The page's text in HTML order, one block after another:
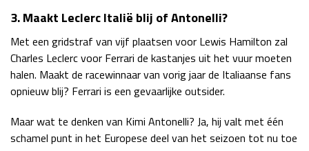
3. Maakt Leclerc Italië blij of Antonelli?
Met een gridstraf van vijf plaatsen voor Lewis Hamilton zal
Charles Leclerc voor Ferrari de kastanjes uit het vuur moeten
halen. Maakt de racewinnaar van vorig jaar de Italiaanse fans
opnieuw blij? Ferrari is een gevaarlijke outsider.
Maar wat te denken van Kimi Antonelli? Ja, hij valt met één
schamel punt in het Europese deel van het seizoen tot nu toe